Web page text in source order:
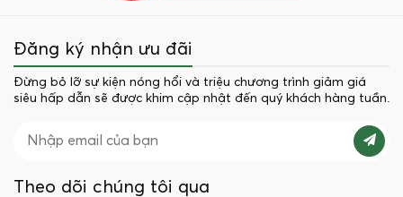
Đăng ký nhận ưu đãi
Đừng bỏ lỡ sự kiện nóng hổi và triệu chương trình giảm giá
siêu hấp dẫn sẽ được khim cập nhật đến quý khách hàng tuần.
Theo dõi chúng tôi qua